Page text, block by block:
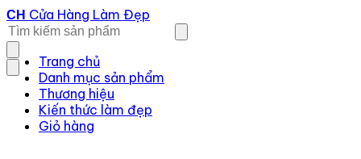
CH Cửa Hàng Làm Đẹp
Trang chủ
Danh mục sản phẩm
Thương hiệu
Kiến thức làm đẹp
Giỏ hàng